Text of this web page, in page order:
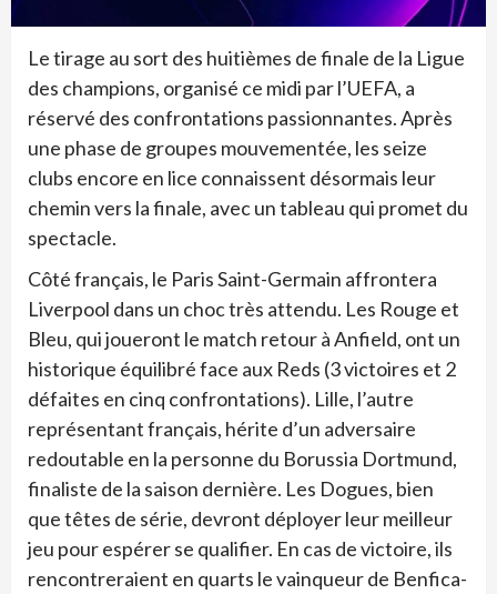
Le tirage au sort des huitièmes de finale de la Ligue
des champions, organisé ce midi par l’UEFA, a
réservé des confrontations passionnantes. Après
une phase de groupes mouvementée, les seize
clubs encore en lice connaissent désormais leur
chemin vers la finale, avec un tableau qui promet du
spectacle.
Côté français, le Paris Saint-Germain affrontera
Liverpool dans un choc très attendu. Les Rouge et
Bleu, qui joueront le match retour à Anfield, ont un
historique équilibré face aux Reds (3 victoires et 2
défaites en cinq confrontations). Lille, l’autre
représentant français, hérite d’un adversaire
redoutable en la personne du Borussia Dortmund,
finaliste de la saison dernière. Les Dogues, bien
que têtes de série, devront déployer leur meilleur
jeu pour espérer se qualifier. En cas de victoire, ils
rencontreraient en quarts le vainqueur de Benfica-